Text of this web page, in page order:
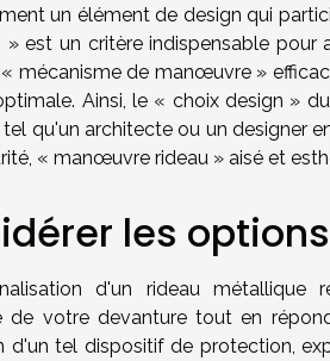
un élément de design qui
» est un critère indispensable
mécanisme de manœuvre »
Ainsi, le « choix design »
qu'un architecte ou un designer
« manœuvre rideau » aisé et
les
d'un rideau métallique
de votre devanture tout en
d'un tel dispositif de protection,